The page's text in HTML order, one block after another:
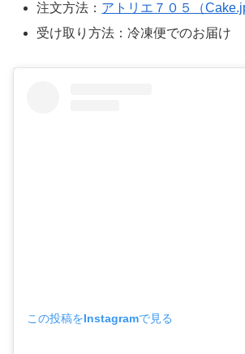
注文方法： アトリエ７０５（
受け取り方法：冷凍便でのお届け
この投稿をInstagramで見る